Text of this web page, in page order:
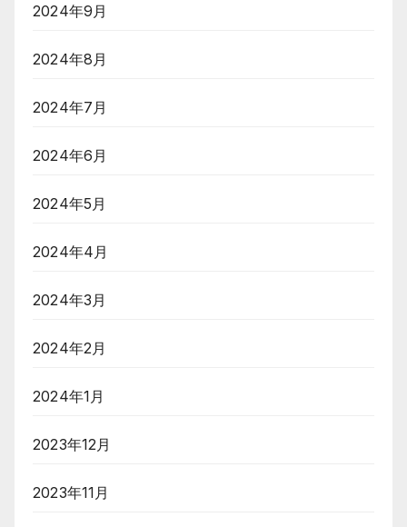
2024年9月
2024年8月
2024年7月
2024年6月
2024年5月
2024年4月
2024年3月
2024年2月
2024年1月
2023年12月
2023年11月